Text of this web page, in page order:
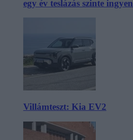
egy év teslázás szinte ingyen
Villámteszt: Kia EV2